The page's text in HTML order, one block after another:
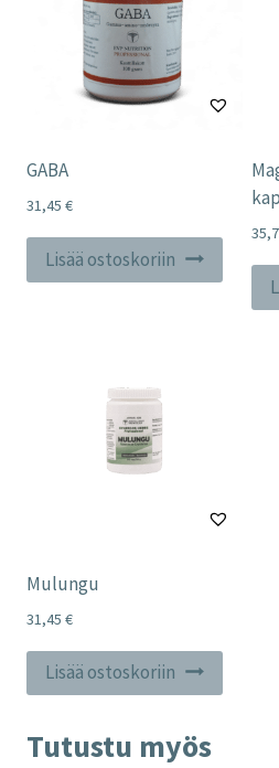
GABA
31,45 €
Lisää ostoskoriin
Mulungu
31,45 €
Lisää ostoskoriin
Tutustu myös